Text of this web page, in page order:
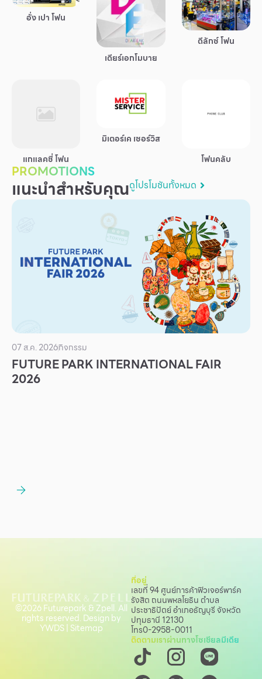
Superstores
บริการ
เพื่อสังคม
ฟิวเจอร์ซิตี้
ผู้เช่าพื้นที่
สมัครงาน
สิทธิประโยชน์ที่ฟิวเจอร์พาร์ค
อั่ง เปา โฟน
เดียร์เอกโมบาย
ดีลักซ์ โฟน
แกแลคซี่ โฟน
มิเตอร์เค เซอร์วิส
โฟนคลับ
PROMOTIONS
แนะนำสำหรับคุณดูโปรโมชันทั้งหมด
07 ส.ค. 2026กิจกรรม
FUTURE PARK INTERNATIONAL FAIR
2026
ที่อยู่
เลขที่ 94 ศูนย์การค้าฟิวเจอร์พาร์ค
รังสิต ถนนพหลโยธิน ตำบล
ประชาธิปัตย์ อำเภอธัญบุรี จังหวัด
ปทุมธานี 12130
โทร0-2958-0011
ติดตามเราผ่านทางโซเชียลมีเดีย
©2026 Futurepark & Zpell. All
rights reserved. Design by
YWDS| Sitemap